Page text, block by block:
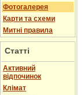
Фотогалерея
Карти та схеми
Митні правила
Статті
Активний
відпочинок
Клімат